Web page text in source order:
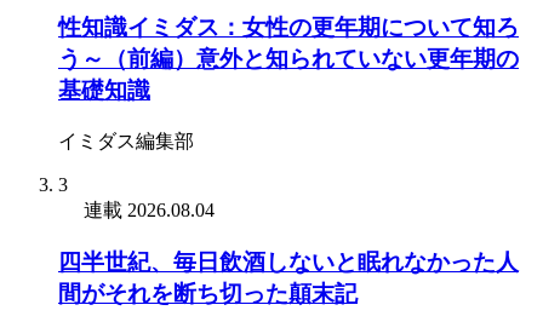
性知識イミダス：女性の更年期について知ろ
う～（前編）意外と知られていない更年期の
基礎知識
イミダス編集部
3
連載 2026.08.04
四半世紀、毎日飲酒しないと眠れなかった人
間がそれを断ち切った顛末記